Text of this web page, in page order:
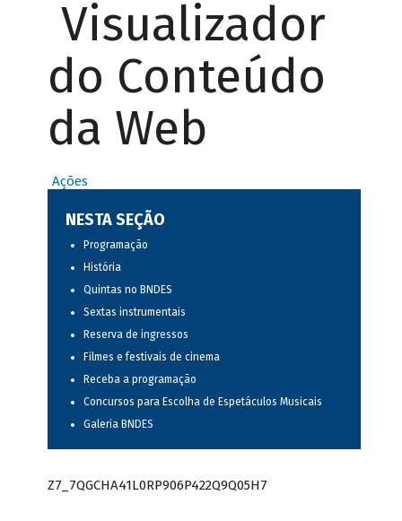
Visualizador
do Conteúdo
da Web
Ações
NESTA SEÇÃO
Programação
História
Quintas no BNDES
Sextas instrumentais
Reserva de ingressos
Filmes e festivais de cinema
Receba a programação
Concursos para Escolha de Espetáculos Musicais
Galeria BNDES
Z7_7QGCHA41L0RP906P422Q9Q05H7